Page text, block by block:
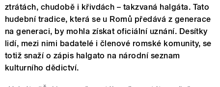
ztrátách, chudobě i křivdách – takzvaná halgáta. Tato
hudební tradice, která se u Romů předává z generace
na generaci, by mohla získat oficiální uznání. Desítky
lidí, mezi nimi badatelé i členové romské komunity, se
totiž snaží o zápis halgato na národní seznam
kulturního dědictví.